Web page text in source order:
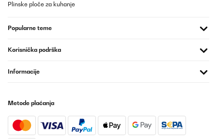
inzwischen über ein Jahr in Benutzung und nie Probleme damit
beachtet, trotzdem wurde mir unproblematisch und kostenlos ein
Kundenservice.Noch'n schönen Gruß von "mir"
Impossibile caricare il contenuto multimediale. Ottimo
prodotto...Compatto nelle dimensioni, facile l’installazione per
Plinske ploče za kuhanje
Popularne teme
Korisnička podrška
Informacije
Metode plaćanja